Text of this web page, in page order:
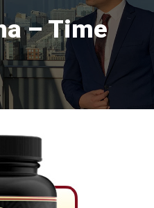
– Time